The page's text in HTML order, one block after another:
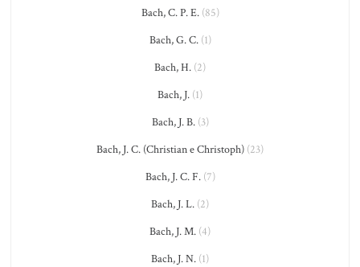
Bach, C. P. E.(85)
Bach, G. C.(1)
Bach, H. (2)
Bach, J. (1)
Bach, J. B.(3)
Bach, J. C. (Christian e Christoph) (23)
Bach, J. C. F.(7)
Bach, J. L. (2)
Bach, J. M. (4)
Bach, J. N. (1)